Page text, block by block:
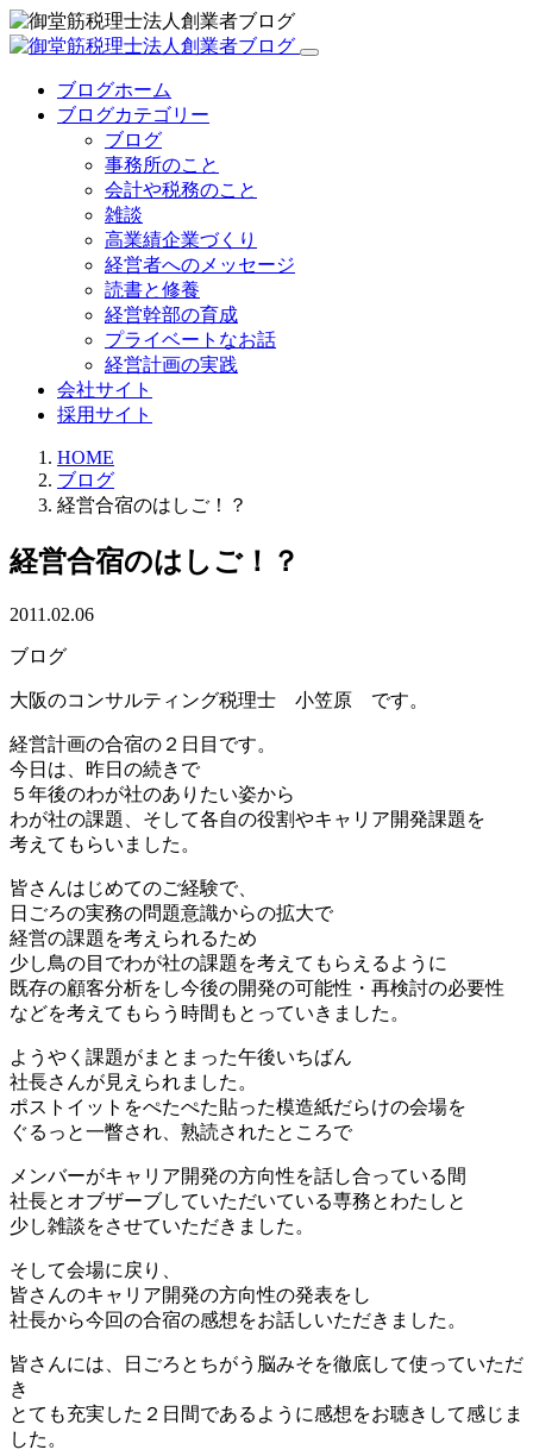
ブログホーム
ブログカテゴリー
ブログ
事務所のこと
会計や税務のこと
雑談
高業績企業づくり
経営者へのメッセージ
読書と修養
経営幹部の育成
プライベートなお話
経営計画の実践
会社サイト
採用サイト
HOME
ブログ
経営合宿のはしご！？
経営合宿のはしご！？
2011.02.06
ブログ
大阪のコンサルティング税理士 小笠原 です。
経営計画の合宿の２日目です。
今日は、昨日の続きで
５年後のわが社のありたい姿から
わが社の課題、そして各自の役割やキャリア開発課題を
考えてもらいました。
皆さんはじめてのご経験で、
日ごろの実務の問題意識からの拡大で
経営の課題を考えられるため
少し鳥の目でわが社の課題を考えてもらえるように
既存の顧客分析をし今後の開発の可能性・再検討の必要性
などを考えてもらう時間もとっていきました。
ようやく課題がまとまった午後いちばん
社長さんが見えられました。
ポストイットをぺたぺた貼った模造紙だらけの会場を
ぐるっと一瞥され、熟読されたところで
メンバーがキャリア開発の方向性を話し合っている間
社長とオブザーブしていただいている専務とわたしと
少し雑談をさせていただきました。
そして会場に戻り、
皆さんのキャリア開発の方向性の発表をし
社長から今回の合宿の感想をお話しいただきました。
皆さんには、日ごろとちがう脳みそを徹底して使っていただ
き
とても充実した２日間であるように感想をお聴きして感じま
した。